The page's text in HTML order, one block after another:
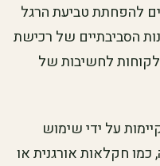
להפחתת טביעת הרגל
הסביבתיים של רכישת
לחשיבות של
על ידי שימוש
כמו חקלאות אורגנית או